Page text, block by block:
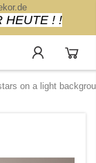
! !
on a light backgrou